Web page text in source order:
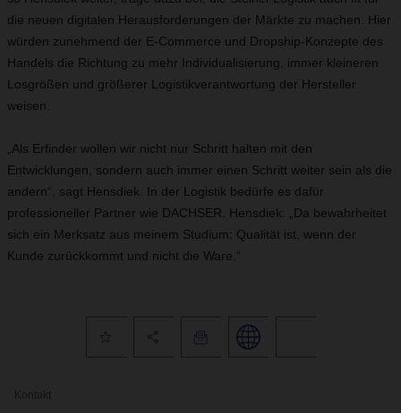
die neuen digitalen Herausforderungen der Märkte zu machen. Hier
würden zunehmend der E-Commerce und Dropship-Konzepte des
Handels die Richtung zu mehr Individualisierung, immer kleineren
Losgrößen und größerer Logistikverantwortung der Hersteller
weisen.
„Als Erfinder wollen wir nicht nur Schritt halten mit den
Entwicklungen, sondern auch immer einen Schritt weiter sein als die
andern“, sagt Hensdiek. In der Logistik bedürfe es dafür
professioneller Partner wie DACHSER. Hensdiek: „Da bewahrheitet
sich ein Merksatz aus meinem Studium: Qualität ist, wenn der
Kunde zurückkommt und nicht die Ware.“
Kontakt